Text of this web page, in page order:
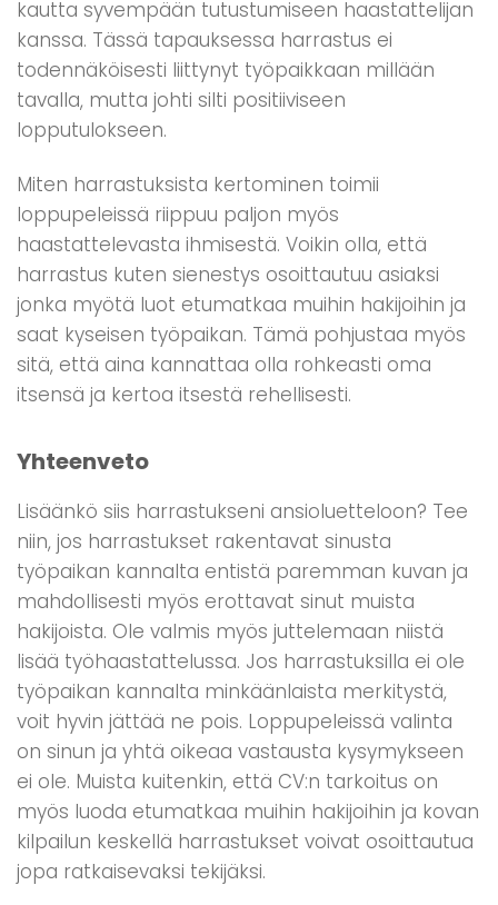
kautta syvempään tutustumiseen haastattelijan
kanssa. Tässä tapauksessa harrastus ei
todennäköisesti liittynyt työpaikkaan millään
tavalla, mutta johti silti positiiviseen
lopputulokseen.
Miten harrastuksista kertominen toimii
loppupeleissä riippuu paljon myös
haastattelevasta ihmisestä. Voikin olla, että
harrastus kuten sienestys osoittautuu asiaksi
jonka myötä luot etumatkaa muihin hakijoihin ja
saat kyseisen työpaikan. Tämä pohjustaa myös
sitä, että aina kannattaa olla rohkeasti oma
itsensä ja kertoa itsestä rehellisesti.
Yhteenveto
Lisäänkö siis harrastukseni ansioluetteloon? Tee
niin, jos harrastukset rakentavat sinusta
työpaikan kannalta entistä paremman kuvan ja
mahdollisesti myös erottavat sinut muista
hakijoista. Ole valmis myös juttelemaan niistä
lisää työhaastattelussa. Jos harrastuksilla ei ole
työpaikan kannalta minkäänlaista merkitystä,
voit hyvin jättää ne pois. Loppupeleissä valinta
on sinun ja yhtä oikeaa vastausta kysymykseen
ei ole. Muista kuitenkin, että CV:n tarkoitus on
myös luoda etumatkaa muihin hakijoihin ja kovan
kilpailun keskellä harrastukset voivat osoittautua
jopa ratkaisevaksi tekijäksi.